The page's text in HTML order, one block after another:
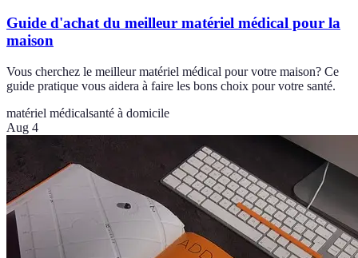
Guide d'achat du meilleur matériel médical pour la
maison
Vous cherchez le meilleur matériel médical pour votre maison? Ce
guide pratique vous aidera à faire les bons choix pour votre santé.
matériel médicalsanté à domicile
Aug 4